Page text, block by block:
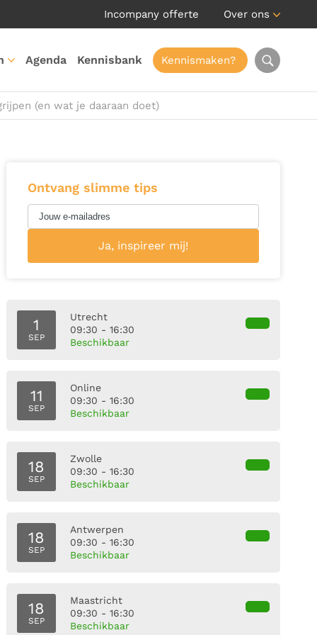
Incompany offerte Over ons
Agenda Kennisbank Kennismaken?
(en wat je daaraan doet)
Ontvang slimme tips
1
SEP
Utrecht
09:30 - 16:30
Beschikbaar
11
SEP
Online
09:30 - 16:30
Beschikbaar
18
SEP
Zwolle
09:30 - 16:30
Beschikbaar
18
SEP
Antwerpen
09:30 - 16:30
Beschikbaar
18
SEP
Maastricht
09:30 - 16:30
Beschikbaar